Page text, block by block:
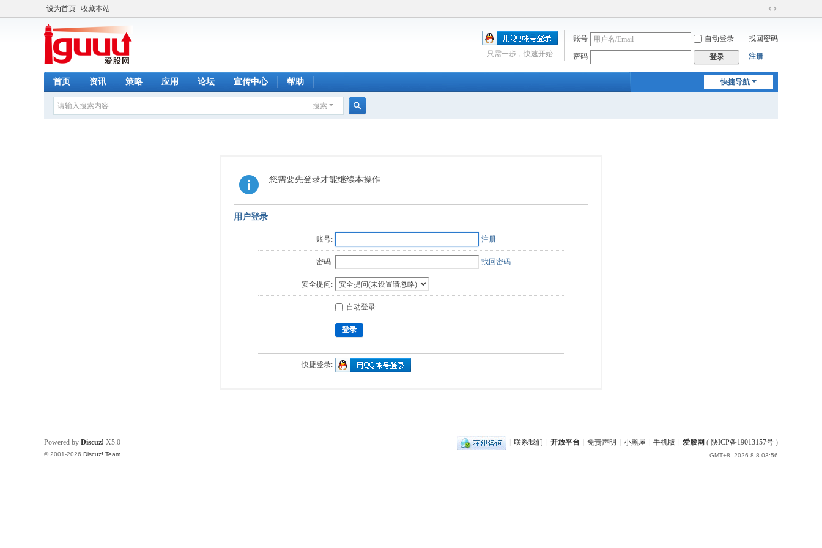
设为首页 收藏本站
切
到
账号 自动登录 找回密码
密码 登录 注册
只需一步，快速开始
快捷导航
首页 资讯 策略 应用 论坛 宣传中心 帮助
搜索
您需要先登录才能继续本操作
用户登录
账号: 注册
密码: 找回密码
安全提问:
自动登录
登录
快捷登录:
联系我们 开放平台 免责声明 小黑屋 手机版 爱股网 ( 陕ICP备19013157号 )
GMT+8, 2026-8-8 03:56
Powered by Discuz! X5.0
© 2001-2026 Discuz! Team